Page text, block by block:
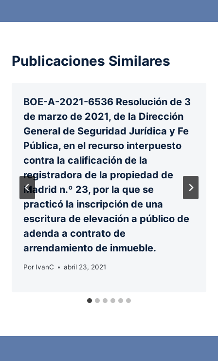
Publicaciones Similares
BOE-A-2021-6536 Resolución de 3
de marzo de 2021, de la Dirección
General de Seguridad Jurídica y Fe
Pública, en el recurso interpuesto
contra la calificación de la
registradora de la propiedad de
Madrid n.º 23, por la que se
practicó la inscripción de una
escritura de elevación a público de
adenda a contrato de
arrendamiento de inmueble.
Por IvanC abril 23, 2021